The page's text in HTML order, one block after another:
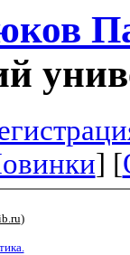
] [
)